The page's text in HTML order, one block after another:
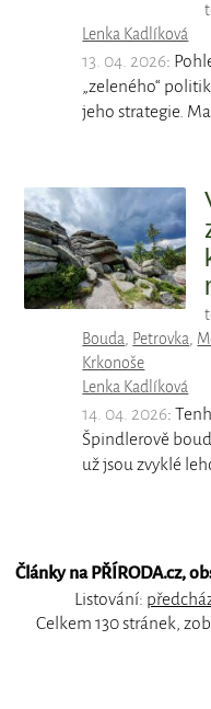
Lenka Kadlíková
13. 04. 2026:
„zeleného“
jeho strategie.
Bouda, Petrovka,
Krkonoše
Lenka Kadlíková
14. 04. 2026:
Špindlerově
už jsou zvyklé
Články na PŘÍRODA.cz,
Listování:
Celkem 130 stránek,